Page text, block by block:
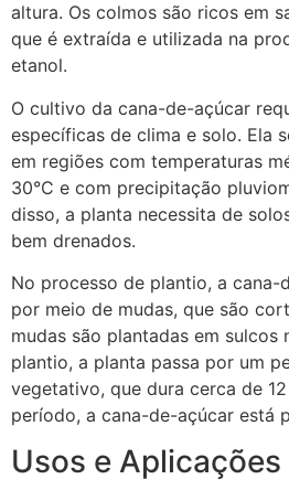
altura. Os colmos são ricos em
que é extraída e utilizada na
etanol.
O cultivo da cana-de-açúcar
específicas de clima e solo. Ela
em regiões com temperaturas
30°C e com precipitação
disso, a planta necessita de
bem drenados.
No processo de plantio, a cana-
por meio de mudas, que são
mudas são plantadas em sulcos
plantio, a planta passa por um
vegetativo, que dura cerca de
período, a cana-de-açúcar está
Usos e Aplicações